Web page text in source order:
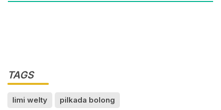
TAGS
limi welty pilkada bolong